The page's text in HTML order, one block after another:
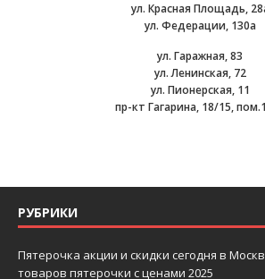
ул. Красная Площадь,
ул. Федерации, 130а
ул. Гаражная, 83
ул. Ленинская, 72
ул. Пионерская, 11
пр-кт Гагарина, 18/15,
РУБРИКИ
Пятерочка акции и скидки сегодня в
товаров пятерочки с ценами 2025